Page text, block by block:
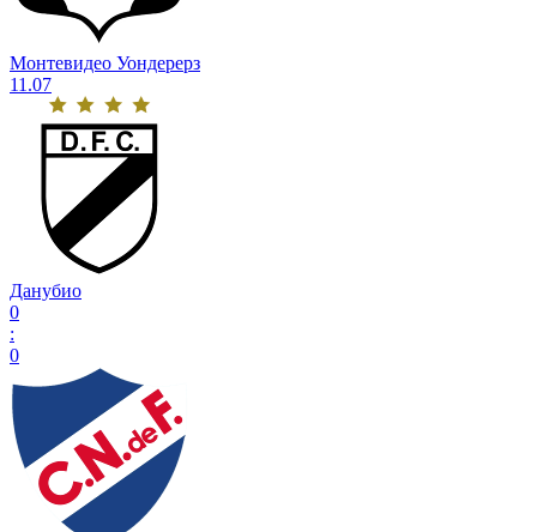
Монтевидео Уондерерз
11.07
Данубио
0
:
0